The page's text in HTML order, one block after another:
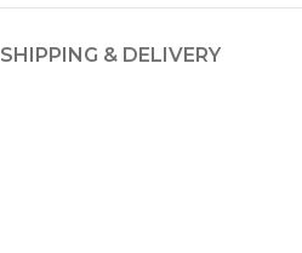
SHIPPING & DELIVERY